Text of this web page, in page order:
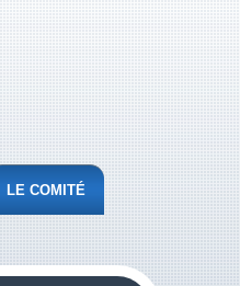
LE COMITÉ